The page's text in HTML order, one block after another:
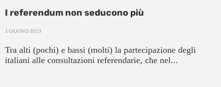
I referendum non seducono più
1 GIUGNO 2023
Tra alti (pochi) e bassi (molti) la partecipazione degli
italiani alle consultazioni referendarie, che nel...